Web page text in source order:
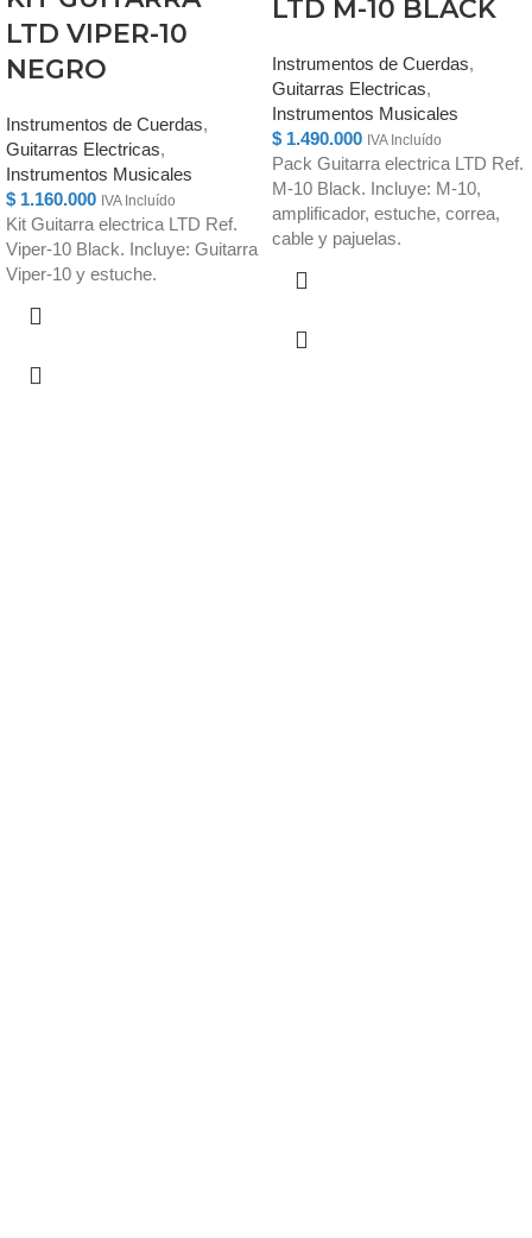
LTD VIPER-10
NEGRO
Instrumentos de Cuerdas,
Guitarras Electricas,
Instrumentos Musicales
$ 1.160.000 IVA Incluído
Kit Guitarra electrica LTD Ref.
Viper-10 Black. Incluye: Guitarra
Viper-10 y estuche.
LTD M-10 BLACK
Instrumentos de Cuerdas,
Guitarras Electricas,
Instrumentos Musicales
$ 1.490.000 IVA Incluído
Pack Guitarra electrica LTD Ref.
M-10 Black. Incluye: M-10,
amplificador, estuche, correa,
cable y pajuelas.